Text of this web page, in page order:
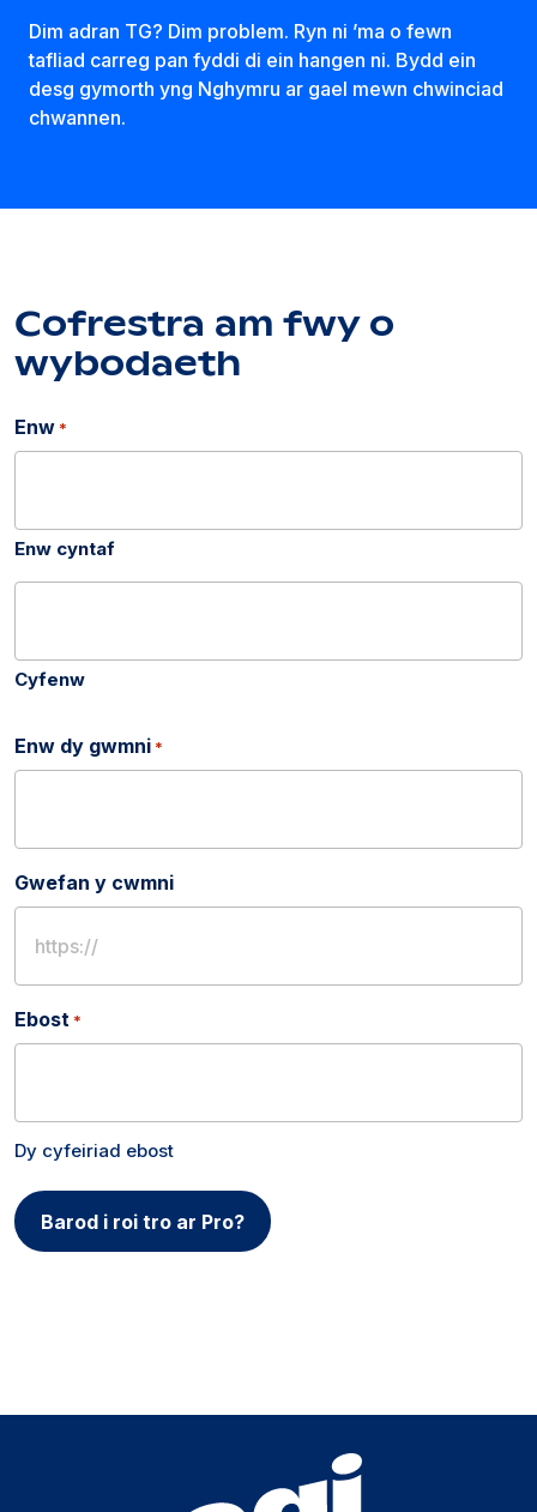
Dim adran TG? Dim problem. Ryn ni ’ma o fewn
tafliad carreg pan fyddi di ein hangen ni. Bydd ein
desg gymorth yng Nghymru ar gael mewn chwinciad
chwannen.
Cofrestra am fwy o
wybodaeth
Enw *
Enw cyntaf
Cyfenw
Enw dy gwmni *
Gwefan y cwmni
Ebost *
Dy cyfeiriad ebost